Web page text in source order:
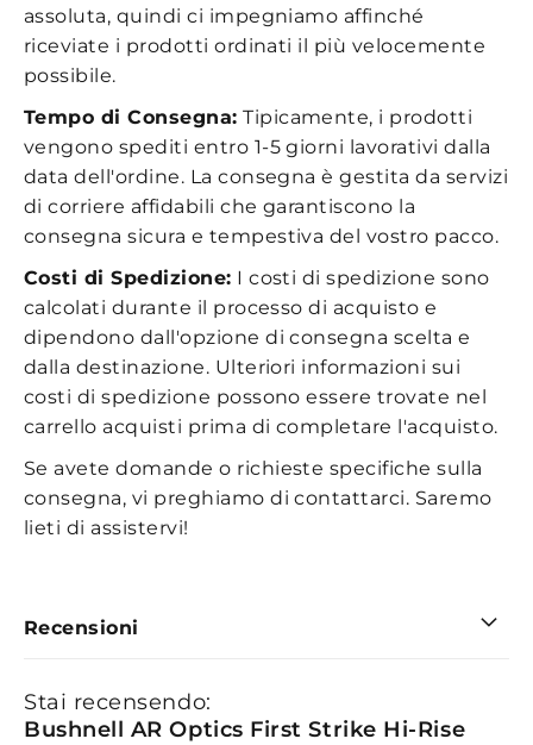
assoluta, quindi ci impegniamo affinché
riceviate i prodotti ordinati il più velocemente
possibile.
Tempo di Consegna: Tipicamente, i prodotti
vengono spediti entro 1-5 giorni lavorativi dalla
data dell'ordine. La consegna è gestita da servizi
di corriere affidabili che garantiscono la
consegna sicura e tempestiva del vostro pacco.
Costi di Spedizione: I costi di spedizione sono
calcolati durante il processo di acquisto e
dipendono dall'opzione di consegna scelta e
dalla destinazione. Ulteriori informazioni sui
costi di spedizione possono essere trovate nel
carrello acquisti prima di completare l'acquisto.
Se avete domande o richieste specifiche sulla
consegna, vi preghiamo di contattarci. Saremo
lieti di assistervi!
Recensioni
Stai recensendo:
Bushnell AR Optics First Strike Hi-Rise